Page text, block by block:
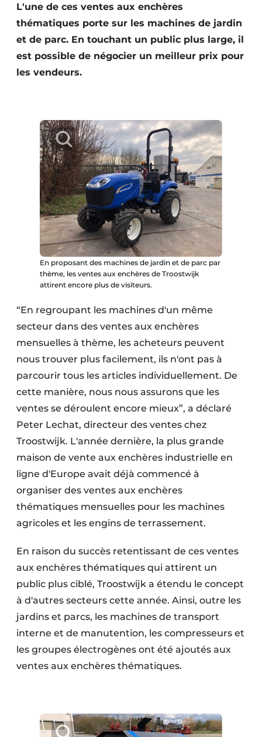
L'une de ces ventes aux enchères
thématiques porte sur les machines de jardin
et de parc. En touchant un public plus large, il
est possible de négocier un meilleur prix pour
les vendeurs.
En proposant des machines de jardin et de parc par
thème, les ventes aux enchères de Troostwijk
attirent encore plus de visiteurs.
“En regroupant les machines d'un même
secteur dans des ventes aux enchères
mensuelles à thème, les acheteurs peuvent
nous trouver plus facilement, ils n'ont pas à
parcourir tous les articles individuellement. De
cette manière, nous nous assurons que les
ventes se déroulent encore mieux”, a déclaré
Peter Lechat, directeur des ventes chez
Troostwijk. L'année dernière, la plus grande
maison de vente aux enchères industrielle en
ligne d'Europe avait déjà commencé à
organiser des ventes aux enchères
thématiques mensuelles pour les machines
agricoles et les engins de terrassement.
En raison du succès retentissant de ces ventes
aux enchères thématiques qui attirent un
public plus ciblé, Troostwijk a étendu le concept
à d'autres secteurs cette année. Ainsi, outre les
jardins et parcs, les machines de transport
interne et de manutention, les compresseurs et
les groupes électrogènes ont été ajoutés aux
ventes aux enchères thématiques.